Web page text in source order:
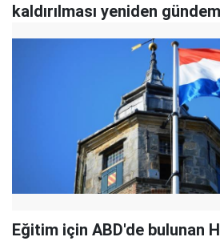
kaldırılması yeniden
Eğitim için ABD'de bulunan